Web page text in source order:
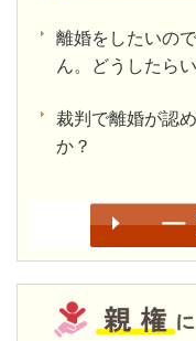
離婚をしたいの
ん。どうしたら
裁判で離婚が認
か？